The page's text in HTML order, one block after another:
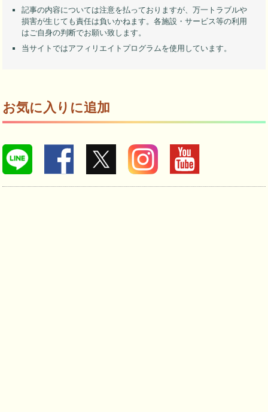
記事の内容については注意を払っておりますが、万一トラブルや
損害が生じても責任は負いかねます。各施設・サービス等の利用
はご自身の判断でお願い致します。
当サイトではアフィリエイトプログラムを使用しています。
お気に入りに追加